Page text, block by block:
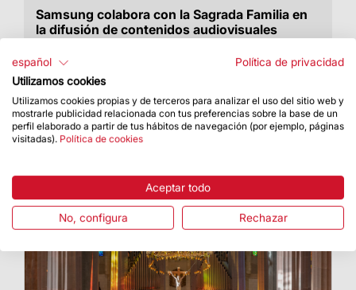
Samsung colabora con la Sagrada Familia en
la difusión de contenidos audiovisuales
Mediante tecnología pionera, se favorece la
innovación tecnológica en la Basílica y se
mejora la experiencia de la visita
español
Política de privacidad
Utilizamos cookies
Utilizamos cookies propias y de terceros para analizar el uso del sitio web y
mostrarle publicidad relacionada con tus preferencias sobre la base de un
perfil elaborado a partir de tus hábitos de navegación (por ejemplo, páginas
visitadas). Política de cookies
Aceptar todo
No, configura Rechazar